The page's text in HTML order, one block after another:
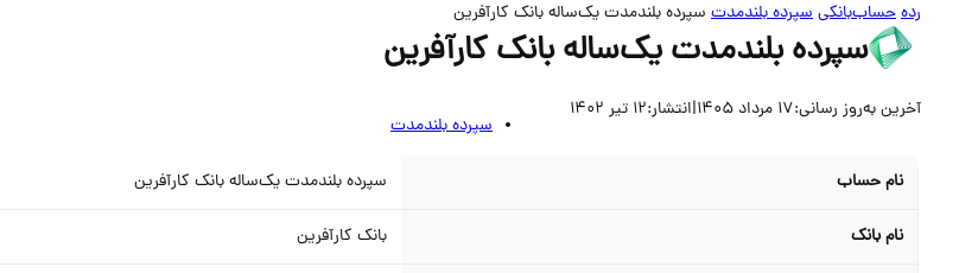
ردهحساب‌بانکیسپرده بلندمدت سپرده بلند‌مدت یک‌ساله بانک کارآفرین
سپرده بلند‌مدت یک‌ساله بانک کارآفرین
آخرین به‌روز رسانی:17 مرداد 1405 |انتشار:12 تیر 1402
سپرده بلندمدت
نام حساب سپرده بلند‌مدت یک‌ساله بانک کارآفرین
نام بانک بانک کارآفرین